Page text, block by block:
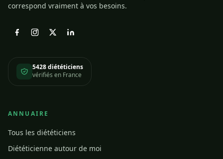
correspond vraiment à vos besoins.
5428 diététiciens
vérifiés en France
ANNUAIRE
Tous les diététiciens
Diététicienne autour de moi